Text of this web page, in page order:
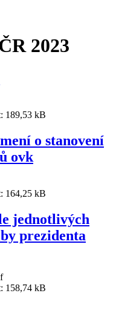
2023
189,53 kB
o stanovení
ovk
164,25 kB
jednotlivých
prezidenta
158,74 kB